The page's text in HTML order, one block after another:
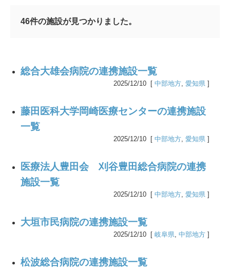
46件の施設が見つかりました。
総合大雄会病院の連携施設一覧
2025/12/10 [ 中部地方 愛知県 ]
藤田医科大学岡崎医療センターの連携施設
一覧
2025/12/10 [ 中部地方 愛知県 ]
医療法人豊田会 刈谷豊田総合病院の連携
施設一覧
2025/12/10 [ 中部地方 愛知県 ]
大垣市民病院の連携施設一覧
2025/12/10 [ 岐阜県 中部地方 ]
松波総合病院の連携施設一覧